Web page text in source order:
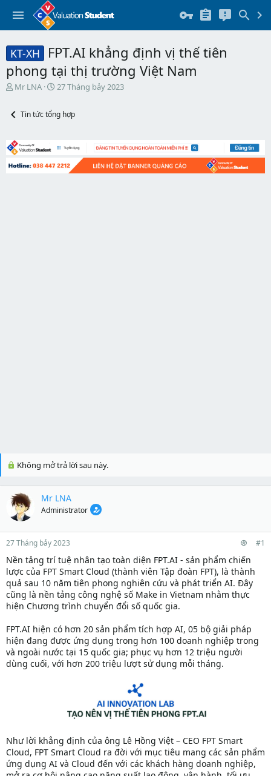
KT-XH
FPT.AI khẳng định vị thế tiên
phong tại thị trường Việt Nam
T
e
d
s
t
Mr LNA
N
y
t
đ
27 Tháng bảy 2023
Tin tức tổng hợp
Không mở trả lời sau này.
Mr LNA
Administrator
27 Tháng bảy 2023 #1
Nền tảng trí tuệ nhân tạo toàn diện FPT.AI - sản phẩm chiến
lược của FPT Smart Cloud (thành viên Tập đoàn FPT), là thành
quả sau 10 năm tiên phong nghiên cứu và phát triển AI. Đây
cũng là nền tảng công nghệ số Make in Vietnam nhằm thực
hiện Chương trình chuyển đổi số quốc gia.
FPT.AI hiện có hơn 20 sản phẩm tích hợp AI, 05 bộ giải pháp
hiện đang được ứng dụng trong hơn 100 doanh nghiệp trong
và ngoài nước tại 15 quốc gia; phục vụ hơn 12 triệu người
dùng cuối, với hơn 200 triệu lượt sử dụng mỗi tháng.
Như lời khẳng định của ông Lê Hồng Việt – CEO FPT Smart
Cloud, FPT Smart Cloud ra đời với mục tiêu mang các sản phẩm
ứng dụng AI và Cloud đến với các khách hàng doanh nghiệp,